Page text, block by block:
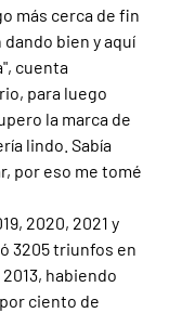
más cerca de fin
bien y aquí
cuenta
para luego
la marca de
lindo. Sabía
por eso me tomé
2020, 2021 y
3205 triunfos en
habiendo
ciento de